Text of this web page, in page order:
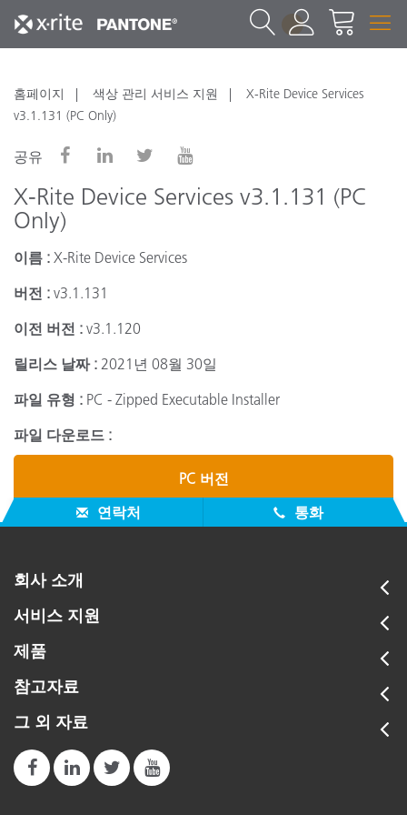
1
홈페이지 색상 관리 서비스 지원
X-Rite Device Services
v3.1.131 (PC Only)
공유
X-Rite Device Services v3.1.131 (PC
Only)
이름 : X-Rite Device Services
버전 : v3.1.131
이전 버전 : v3.1.120
릴리스 날짜 : 2021년 08월 30일
파일 유형 : PC - Zipped Executable Installer
파일 다운로드 :
PC 버전
연락처
통화
회사 소개
서비스 지원
제품
참고자료
그 외 자료